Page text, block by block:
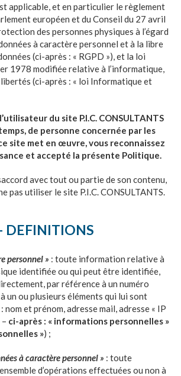
DE L’INNOVATION
BPI
de l’éco-innovation et
responsable
DE SCIENTIFIQUES
applicable, et en particulier le règlement
européen et du Conseil du 27 avril
des personnes physiques à l’égard
à caractère personnel et à la libre
(ci-après : « RGPD »), et la loi
1978 modifiée relative à l’informatique,
(ci-après : « loi Informatique et
du site P.I.C. CONSULTANTS
de personne concernée par les
site met en œuvre, vous reconnaissez
et accepté la présente Politique.
avec tout ou partie de son contenu,
pas utiliser le site P.I.C. CONSULTANTS.
DEFINITIONS
personnel » : toute information relative à
identifiée ou qui peut être identifiée,
par référence à un numéro
un ou plusieurs éléments qui lui sont
nom et prénom, adresse mail, adresse « IP
ci-après : « informations personnelles »
») ;
à caractère personnel » : toute
d’opérations effectuées ou non à